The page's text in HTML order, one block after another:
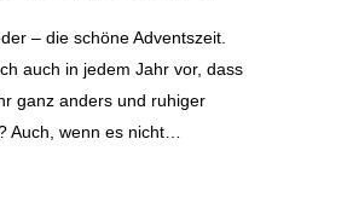
– die schöne Adventszeit.
auch in jedem Jahr vor, dass
ganz anders und ruhiger
Auch, wenn es nicht…